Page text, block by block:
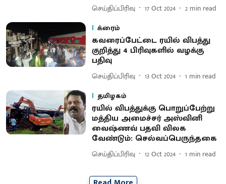
செய்திப்பிரிவு 17 Oct 2024 2 min read
க்ரைம்
கவரைப்பேட்டை ரயில் விபத்து
குறித்து 4 பிரிவுகளில் வழக்கு
பதிவு
செய்திப்பிரிவு 13 Oct 2024 1 min read
தமிழகம்
ரயில் விபத்துக்கு பொறுப்பேற்று
மத்திய அமைச்சர் அஸ்வினி
வைஷ்ணவ் பதவி விலக
வேண்டும்: செல்வப்பெருந்தகை
செய்திப்பிரிவு 12 Oct 2024 1 min read